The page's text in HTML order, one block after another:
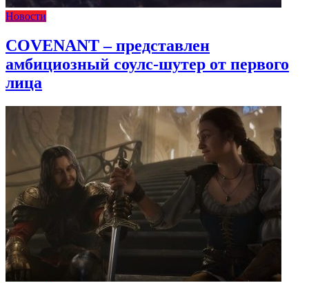
Новости
COVENANT – представлен
амбициозный соулс-шутер от первого
лица